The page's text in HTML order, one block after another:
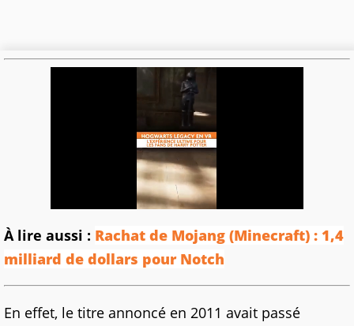
À lire aussi : Rachat de Mojang (Minecraft) : 1,4
milliard de dollars pour Notch
En effet, le titre annoncé en 2011 avait passé